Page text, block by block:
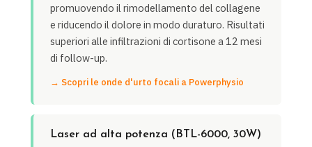
promuovendo il rimodellamento del collagene
e riducendo il dolore in modo duraturo. Risultati
superiori alle infiltrazioni di cortisone a 12 mesi
di follow-up.
→ Scopri le onde d'urto focali a Powerphysio
Laser ad alta potenza (BTL-6000, 30W)